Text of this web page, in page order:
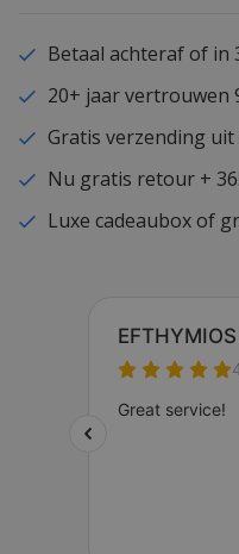
Betaal achteraf of in
20+ jaar vertrouwen
Gratis verzending
Nu gratis retour +
Luxe cadeaubox of